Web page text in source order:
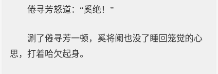
倦寻芳怒道：“奚绝！”
涮了倦寻芳一顿，奚将阑也没了睡回笼觉的心
思，打着哈欠起身。